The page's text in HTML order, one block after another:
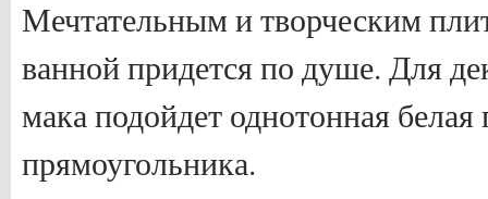
Мечтательным и творческим
ванной придется по душе. Для
мака подойдет однотонная
прямоугольника.